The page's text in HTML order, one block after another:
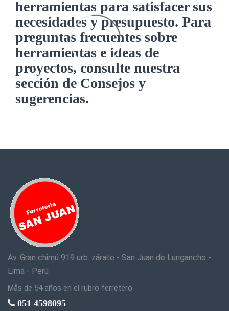
herramientas para satisfacer sus
necesidades y presupuesto. Para
preguntas frecuentes sobre
herramientas e ideas de
proyectos, consulte nuestra
sección de Consejos y
sugerencias.
Av. Gran chimú 919 urb. zárate - San Juan de Lurigancho -
Lima - Perú
Mås de 54 años en el rubro ferretero
051 4598095